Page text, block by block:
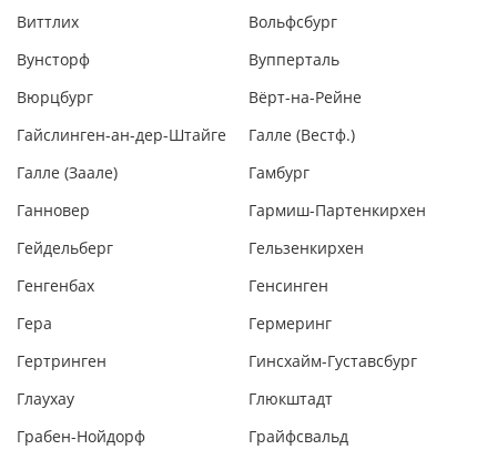
Виттлих
Вольфсбург
Вунсторф
Вупперталь
Вюрцбург
Вёрт-на-Рейне
Гайслинген-ан-дер-Штайге
Галле (Вестф.)
Галле (Заале)
Гамбург
Ганновер
Гармиш-Партенкирхен
Гейдельберг
Гельзенкирхен
Генгенбах
Генсинген
Гера
Гермеринг
Гертринген
Гинсхайм-Густавсбург
Глаухау
Глюкштадт
Грабен-Нойдорф
Грайфсвальд